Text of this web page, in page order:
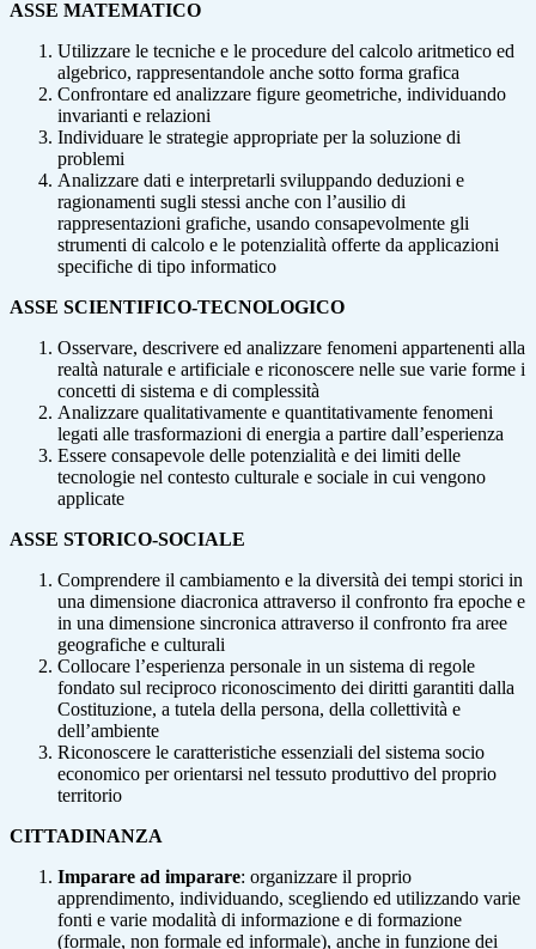
ASSE MATEMATICO
Utilizzare le tecniche e le procedure del calcolo aritmetico ed
algebrico, rappresentandole anche sotto forma grafica
Confrontare ed analizzare figure geometriche, individuando
invarianti e relazioni
Individuare le strategie appropriate per la soluzione di
problemi
Analizzare dati e interpretarli sviluppando deduzioni e
ragionamenti sugli stessi anche con l’ausilio di
rappresentazioni grafiche, usando consapevolmente gli
strumenti di calcolo e le potenzialità offerte da applicazioni
specifiche di tipo informatico
ASSE SCIENTIFICO-TECNOLOGICO
Osservare, descrivere ed analizzare fenomeni appartenenti alla
realtà naturale e artificiale e riconoscere nelle sue varie forme i
concetti di sistema e di complessità
Analizzare qualitativamente e quantitativamente fenomeni
legati alle trasformazioni di energia a partire dall’esperienza
Essere consapevole delle potenzialità e dei limiti delle
tecnologie nel contesto culturale e sociale in cui vengono
applicate
ASSE STORICO-SOCIALE
Comprendere il cambiamento e la diversità dei tempi storici in
una dimensione diacronica attraverso il confronto fra epoche e
in una dimensione sincronica attraverso il confronto fra aree
geografiche e culturali
Collocare l’esperienza personale in un sistema di regole
fondato sul reciproco riconoscimento dei diritti garantiti dalla
Costituzione, a tutela della persona, della collettività e
dell’ambiente
Riconoscere le caratteristiche essenziali del sistema socio
economico per orientarsi nel tessuto produttivo del proprio
territorio
CITTADINANZA
Imparare ad imparare: organizzare il proprio
apprendimento, individuando, scegliendo ed utilizzando varie
fonti e varie modalità di informazione e di formazione
(formale, non formale ed informale), anche in funzione dei